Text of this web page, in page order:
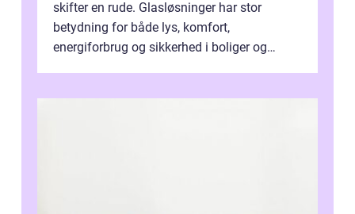
skifter en rude. Glasløsninger har stor
betydning for både lys, komfort,
energiforbrug og sikkerhed i boliger og